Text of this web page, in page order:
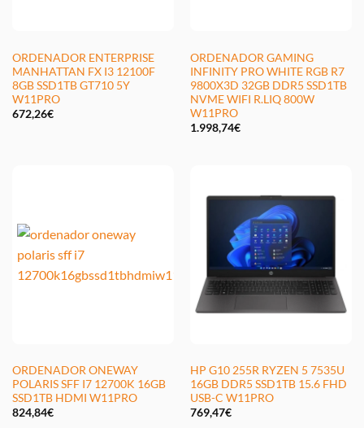
ORDENADOR ENTERPRISE
MANHATTAN FX I3 12100F
8GB SSD1TB GT710 5Y
W11PRO
672,26€
ORDENADOR GAMING
INFINITY PRO WHITE RGB R7
9800X3D 32GB DDR5 SSD1TB
NVME WIFI R.LIQ 800W
W11PRO
1.998,74€
ORDENADOR ONEWAY
POLARIS SFF I7 12700K 16GB
SSD1TB HDMI W11PRO
824,84€
HP G10 255R RYZEN 5 7535U
16GB DDR5 SSD1TB 15.6 FHD
USB-C W11PRO
769,47€